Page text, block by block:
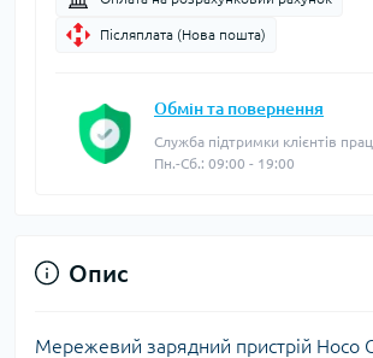
Післяплата (Нова пошта)
Обмін та повернення
Служба підтримки клієнтів
Пн.-Сб.: 09:00 - 19:00
Опис
Мережевий зарядний пристрій Hoco